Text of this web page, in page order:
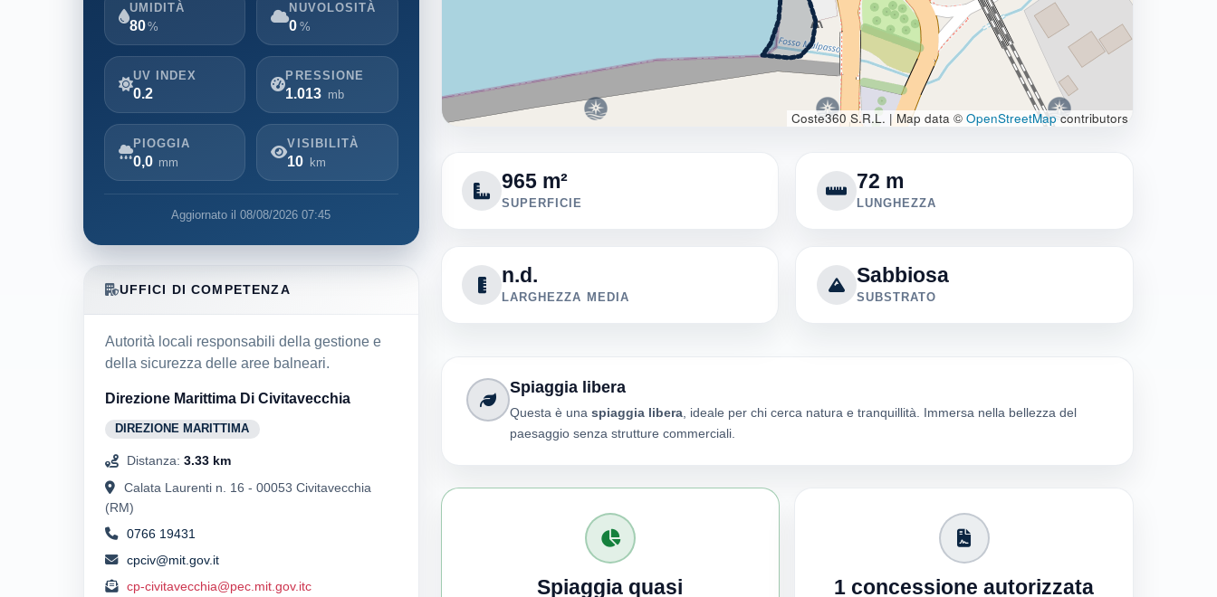
Coste360 S.R.L. | Map data © OpenStreetMapcontributors
965 m²
SUPERFICIE
72 m
LUNGHEZZA
n.d.
LARGHEZZA MEDIA
Sabbiosa
SUBSTRATO
Spiaggia libera
Questa è una spiaggia libera, ideale per chi cerca natura e tranquillità. Immersa nella bellezza del
paesaggio senza strutture commerciali.
Spiaggia quasi
1 concessione autorizzata
UMIDITÀ
80%
NUVOLOSITÀ
0 %
UV INDEX
0.2
PRESSIONE
1.013 mb
PIOGGIA
0,0 mm
VISIBILITÀ
10 km
Aggiornato il 08/08/2026 07:45
UFFICI DI COMPETENZA
Autorità locali responsabili della gestione e
della sicurezza delle aree balneari.
Direzione Marittima Di Civitavecchia
DIREZIONE MARITTIMA
Distanza: 3.33 km
Calata Laurenti n. 16 - 00053 Civitavecchia
(RM)
0766 19431
cpciv@mit.gov.it
cp-civitavecchia@pec.mit.gov.itc